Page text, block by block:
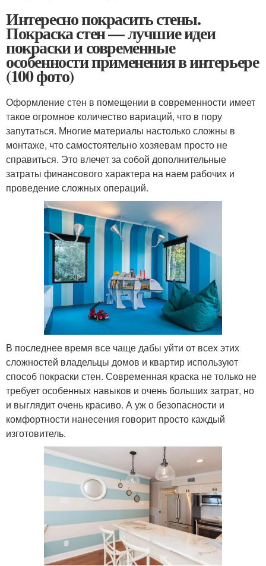
Интересно покрасить стены.
Покраска стен — лучшие идеи
покраски и современные
особенности применения в интерьере
(100 фото)
Оформление стен в помещении в современности имеет
такое огромное количество вариаций, что в пору
запутаться. Многие материалы настолько сложны в
монтаже, что самостоятельно хозяевам просто не
справиться. Это влечет за собой дополнительные
затраты финансового характера на наем рабочих и
проведение сложных операций.
В последнее время все чаще дабы уйти от всех этих
сложностей владельцы домов и квартир используют
способ покраски стен. Современная краска не только не
требует особенных навыков и очень больших затрат, но
и выглядит очень красиво. А уж о безопасности и
комфортности нанесения говорит просто каждый
изготовитель.